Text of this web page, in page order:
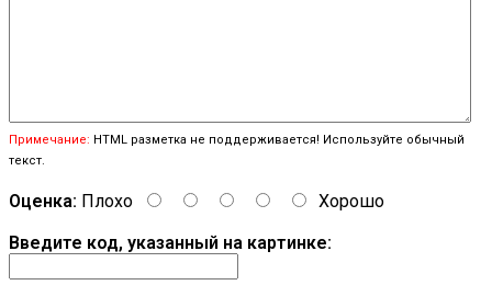
Примечание: HTML разметка не поддерживается! Используйте обычный
текст.
Оценка: Плохо
Хорошо
Введите код, указанный на картинке: